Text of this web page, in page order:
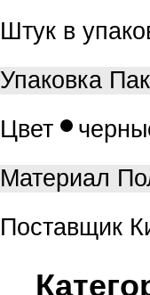
Штук в
Упаковка
Цвет
Материал
Поставщик